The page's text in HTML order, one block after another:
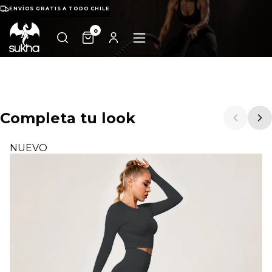
ENVÍOS GRATIS A TODO CHILE
0
Completa tu look
NUEVO